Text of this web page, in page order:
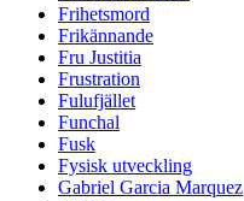
Frihetsmord
Frikännande
Fru Justitia
Frustration
Fulufjället
Funchal
Fusk
Fysisk utveckling
Gabriel Garcia Marquez